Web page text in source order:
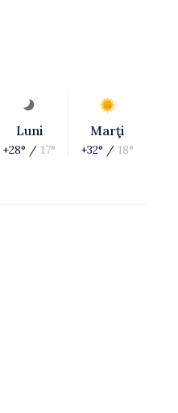
Luni
+28° / 17°
Marţi
+32° / 18°